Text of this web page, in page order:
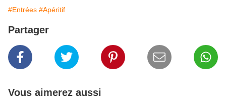
#Entrées #Apéritif
Partager
Vous aimerez aussi